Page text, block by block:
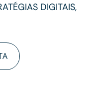
DIGITAIS,